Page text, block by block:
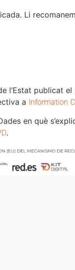
Li
l’Estat publicat
a Information
en què
.